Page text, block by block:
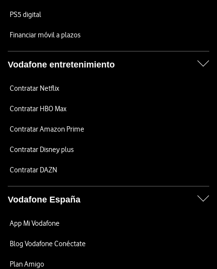
PS5 digital
Financiar móvil a plazos
Vodafone entretenimiento
Contratar Netflix
Contratar HBO Max
Contratar Amazon Prime
Contratar Disney plus
Contratar DAZN
Vodafone España
App Mi Vodafone
Blog Vodafone Conéctate
Plan Amigo